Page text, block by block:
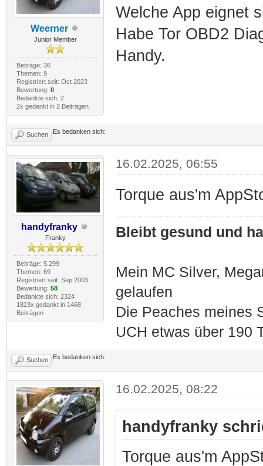
Weerner
Junior Member
Beiträge: 36
Themen: 9
Registriert seit: Oct 2023
Bewertung: 0
Bedankte sich: 2
2x gedankt in 2 Beiträgen
Welche App eignet
Habe Tor OBD2
Handy.
Suchen Es bedanken sich:
handyfranky
Franky
Beiträge: 5.299
Themen: 69
Registriert seit: Sep 2003
Bewertung: 58
Bedankte sich: 2324
1823x gedankt in 1468
Beiträgen
16.02.2025, 06:55
Torque aus'm
Bleibt gesund und
Mein MC Silver,
gelaufen
Die Peaches meines
UCH etwas über 190
Suchen Es bedanken sich:
16.02.2025, 08:22
handyfranky
Torque aus'm